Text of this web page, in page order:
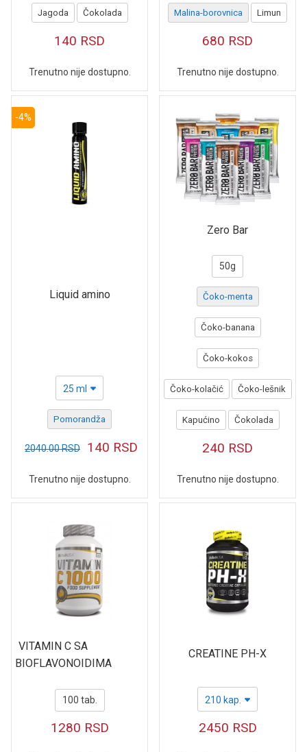
Jagoda Čokolada
140 RSD
Trenutno nije dostupno.
Malina-borovnica Limun
680 RSD
Trenutno nije dostupno.
-4%
Liquid amino
25 ml
Pomorandža
2040.00RSD 140 RSD
Trenutno nije dostupno.
Zero Bar
50g
Čoko-menta
Čoko-banana
Čoko-kokos
Čoko-kolačić Čoko-lešnik
Kapućino Čokolada
240 RSD
Trenutno nije dostupno.
VITAMIN C SA
BIOFLAVONOIDIMA
100 tab.
1280 RSD
CREATINE PH-X
210 kap.
2450 RSD